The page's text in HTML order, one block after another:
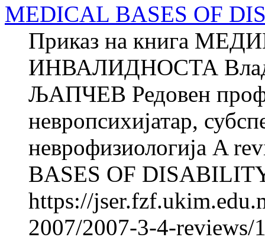
MEDICAL BASES OF
Приказ на книга
ИНВАЛИДНОСТА
ЉАПЧЕВ Редовен
невропсихијатар,
неврофизиологија A
BASES OF
https://
2007/2007-3-4-reviews/